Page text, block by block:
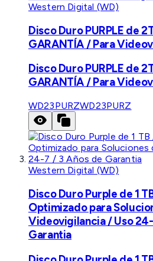
Western Digital (WD)
Disco Duro PURPLE de
GARANTÍA / Para
Disco Duro PURPLE de
GARANTÍA / Para
WD23PURZWD23PURZ
Western Digital (WD)
Disco Duro Purple de 1
Optimizado para
Videovigilancia / Uso
Garantia